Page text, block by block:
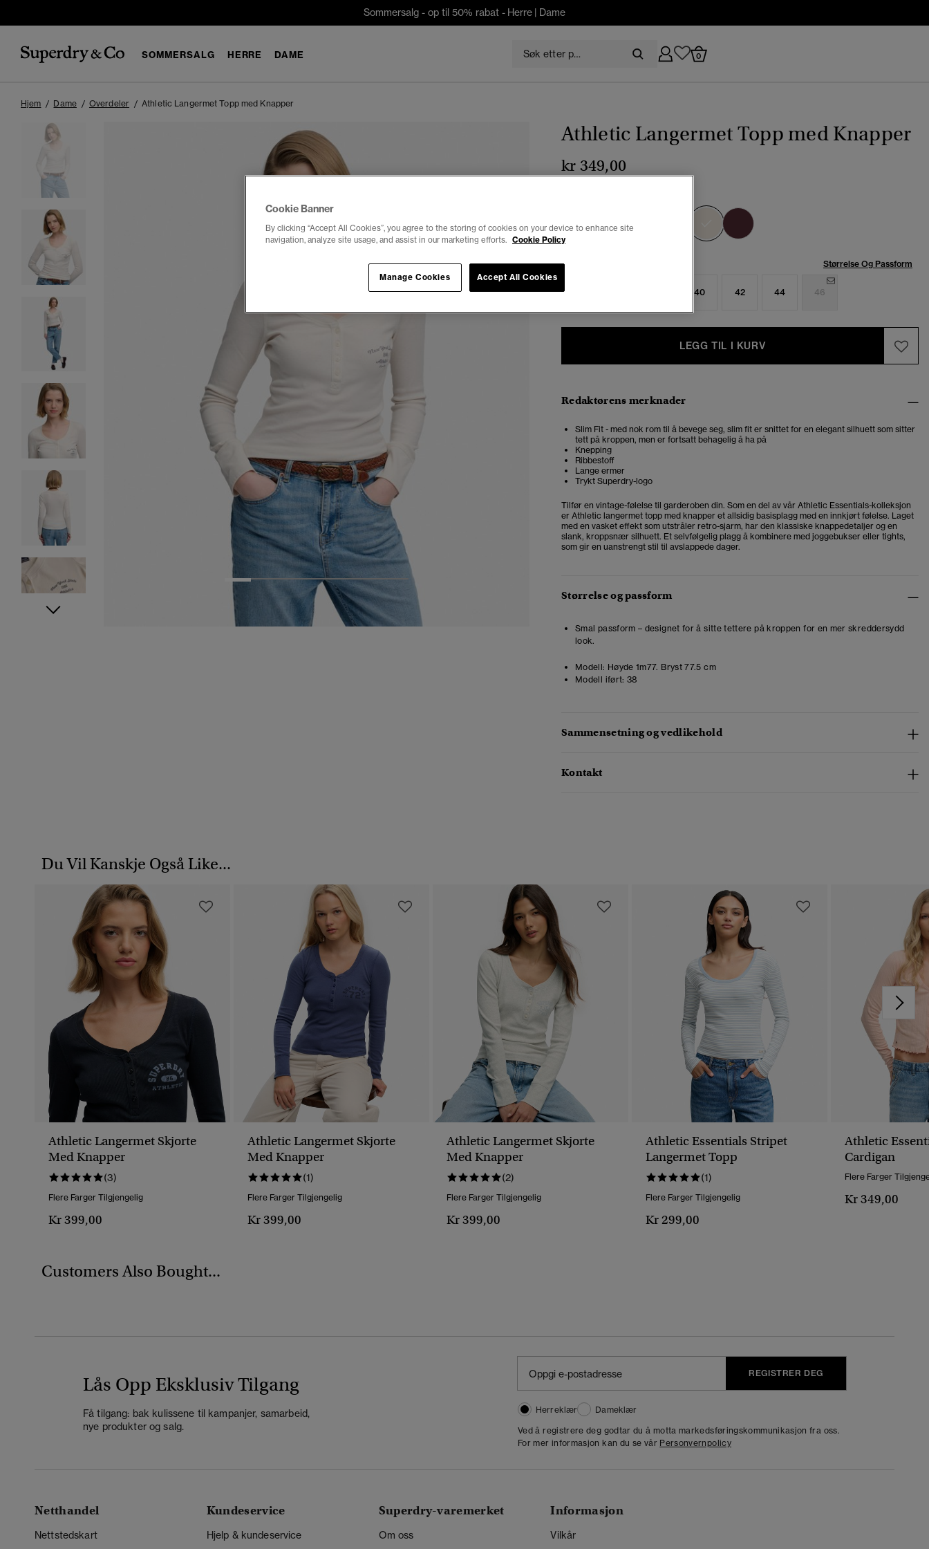
Sommersalg - op til 50% rabat - Herre | Dame
SOMMERSALG HERRE DAME 0
Hjem Dame Overdeler Athletic Langermet Topp med Knapper
4 5 6
Athletic Langermet Topp med Knapper
kr 349,00
valgt
Velg Størrelse: Størrelse Og Passform
40 42 44 46
LEGG TIL I KURV
Redaktørens merknader
Slim Fit - med nok rom til å bevege seg, slim fit er snittet for en elegant silhuett som sitter
tett på kroppen, men er fortsatt behagelig å ha på
Knepping
Ribbestoff
Lange ermer
Trykt Superdry-logo
Tilfør en vintage-følelse til garderoben din. Som en del av vår Athletic Essentials-kolleksjon
er Athletic langermet topp med knapper et allsidig basisplagg med en innkjørt følelse. Laget
med en vasket effekt som utstråler retro-sjarm, har den klassiske knappedetaljer og en
slank, kroppsnær silhuett. Et selvfølgelig plagg å kombinere med joggebukser eller tights,
som gir en uanstrengt stil til avslappede dager.
Størrelse og passform
Smal passform – designet for å sitte tettere på kroppen for en mer skreddersydd
look.
Modell: Høyde 1m77. Bryst 77.5 cm
Modell iført: 38
Sammensetning og vedlikehold
Kontakt
Du Vil Kanskje Også Like...
Athletic Langermet Skjorte
Med Knapper
(3)
Flere Farger Tilgjengelig
Kr 399,00
Athletic Langermet Skjorte
Med Knapper
(1)
Flere Farger Tilgjengelig
Kr 399,00
Athletic Langermet Skjorte
Med Knapper
(2)
Flere Farger Tilgjengelig
Kr 399,00
Athletic Essentials Stripet
Langermet Topp
(1)
Flere Farger Tilgjengelig
Kr 299,00
Athletic
Cardigan
Flere Farger
Kr 349,00
Customers Also Bought...
Lås Opp Eksklusiv Tilgang
Få tilgang: bak kulissene til kampanjer, samarbeid,
nye produkter og salg.
REGISTRER DEG
Herreklær
Dameklær
Ved å registrere deg godtar du å motta markedsføringskommunikasjon fra oss.
For mer informasjon kan du se vår Personvernpolicy
Netthandel
Nettstedskart
Kundeservice
Hjelp & kundeservice
Superdry-varemerket
Om oss
Informasjon
Vilkår
Cookie Banner
By clicking “Accept All Cookies”, you agree to the storing of cookies on your device to enhance site
navigation, analyze site usage, and assist in our marketing efforts. Cookie Policy
Accept All Cookies
Manage Cookies